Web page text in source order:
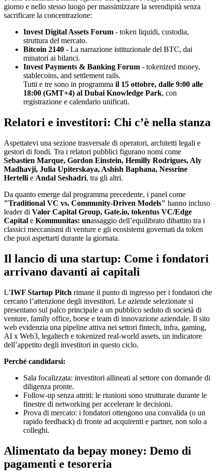
giorno e nello stesso luogo per massimizzare la serendipità senza
sacrificare la concentrazione:
Invest Digital Assets Forum - token liquidi, custodia,
struttura del mercato.
Bitcoin 2140 - La narrazione istituzionale del BTC, dai
minatori ai bilanci.
Invest Payments & Banking Forum - tokenized money,
stablecoins, and settlement rails.
Tutti e tre sono in programma il 15 ottobre, dalle 9:00 alle
18:00 (GMT+4) al Dubai Knowledge Park, con
registrazione e calendario unificati.
Relatori e investitori: Chi c’è nella stanza
Aspettatevi una sezione trasversale di operatori, architetti legali e
gestori di fondi. Tra i relatori pubblici figurano nomi come
Sebastien Marque, Gordon Einstein, Hemilly Rodrigues, Aly
Madhavji, Julia Upiterskaya, Ashish Baphana, Nessrine
Hertelli e Andal Seshadri, tra gli altri.
Da quanto emerge dal programma precedente, i panel come
"Traditional VC vs. Community-Driven Models" hanno incluso
leader di Valor Capital Group, Gate.io, tokentus VC/Edge
Capital e Kommunitas: unassaggio dell’equilibrato dibattito tra i
classici meccanismi di venture e gli ecosistemi governati da token
che puoi aspettarti durante la giornata.
Il lancio di una startup: Come i fondatori
arrivano davanti ai capitali
L’IWF Startup Pitch rimane il punto di ingresso per i fondatori che
cercano l’attenzione degli investitori. Le aziende selezionate si
presentano sul palco principale a un pubblico seduto di società di
venture, family office, borse e team di innovazione aziendale. Il sito
web evidenzia una pipeline attiva nei settori fintech, infra, gaming,
AI x Web3, legaltech e tokenized real-world assets, un indicatore
dell’appetito degli investitori in questo ciclo.
Perché candidarsi:
Sala focalizzata: investitori allineati al settore con domande di
diligenza pronte.
Follow-up senza attriti: le riunioni sono strutturate durante le
finestre di networking per accelerare le decisioni.
Prova di mercato: i fondatori ottengono una convalida (o un
rapido feedback) di fronte ad acquirenti e partner, non solo a
colleghi.
Alimentato da bepay money: Demo di
pagamenti e tesoreria